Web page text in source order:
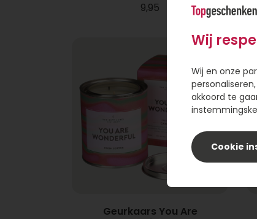
9,95
Geurkaars You Are
Wij
Wij en onze
akkoord te
Cookie